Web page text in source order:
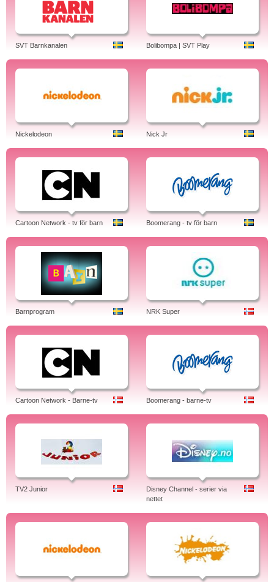
SVT Barnkanalen Bolibompa | SVT Play
Nickelodeon Nick Jr
Cartoon Network - tv för barn Boomerang - tv för barn
Barnprogram NRK Super
Cartoon Network - Barne-tv Boomerang - barne-tv
TV2 Junior
Disney Channel - serier via
nettet